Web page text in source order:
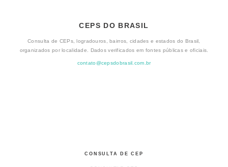
CEPS DO BRASIL
Consulta de CEPs, logradouros, bairros, cidades e estados do Brasil,
organizados por localidade. Dados verificados em fontes públicas e oficiais.
contato@cepsdobrasil.com.br
CONSULTA DE CEP